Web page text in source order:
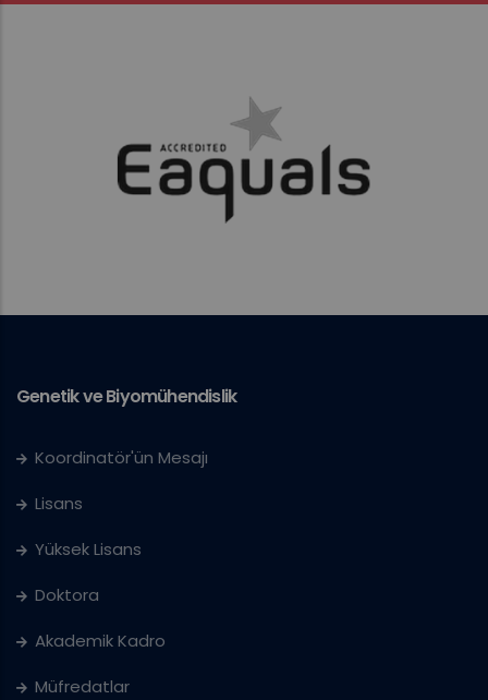
Genetik ve Biyomühendislik
Koordinatör'ün Mesajı
Lisans
Yüksek Lisans
Doktora
Akademik Kadro
Müfredatlar